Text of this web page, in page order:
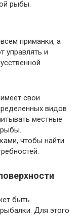
рыбы.
приманки, а
управлять и
свои
видов
местные
рыбы.
чтобы найти
быть
Для этого